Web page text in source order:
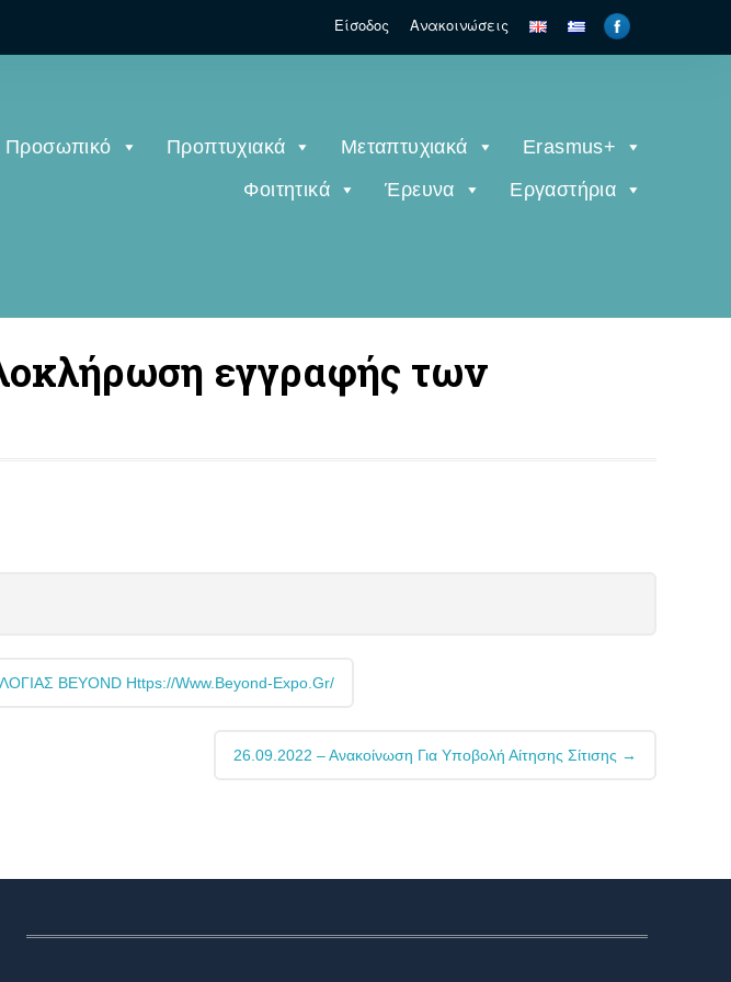
Είσοδος Ανακοινώσεις
Προσωπικό Προπτυχιακά Μεταπτυχιακά
Erasmus+
Φοιτητικά
Έρευνα Εργαστήρια
εγγραφής των
BEYOND Https://www.beyond-Expo.gr/
26.09.2022 – Ανακοίνωση Για Υποβολή Αίτησης Σίτισης →